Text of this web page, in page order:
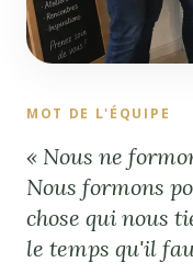
MOT DE L'ÉQUIPE
« Nous ne
Nous formons
chose qui nous
le temps qu'il